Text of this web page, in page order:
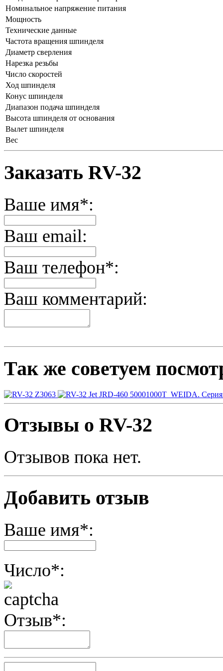
Номинальное напряжение питания
Мощность
Технические данные
Частота вращения шпинделя
Диаметр сверления
Нарезка резьбы
Число скоростей
Ход шпинделя
Конус шпинделя
Диапазон подача шпинделя
Высота шпинделя от основания
Вылет шпинделя
Вес
Заказать RV-32
Ваше имя*:
Ваш email:
Ваш телефон*:
Ваш комментарий:
Так же советуем
Z3063 Jet JRD-460 50001000T WEIDA. Серия
Отзывы о RV-32
Отзывов пока нет.
Добавить отзыв
Ваше имя*:
Число*:
Отзыв*: